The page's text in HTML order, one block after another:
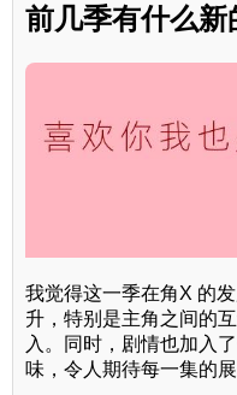
前几季有什么新
我觉得这一季在角X 的
升，特别是主角之间的
入。同时，剧情也加入
味，令人期待每一集的